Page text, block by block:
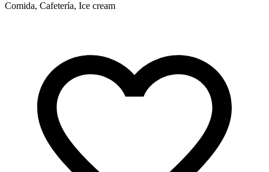
Comida, Cafetería, Ice cream